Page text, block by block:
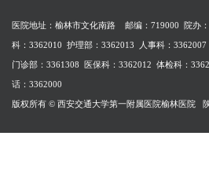
医院地址：榆林市文化南路 邮编：719000 院办
科：3362010 护理部：3362013 人事科：3362007
门诊部：3361308 医保科：3362012 体检科：
话：3362000
版权所有 © 西安交通大学第一附属医院榆林医院